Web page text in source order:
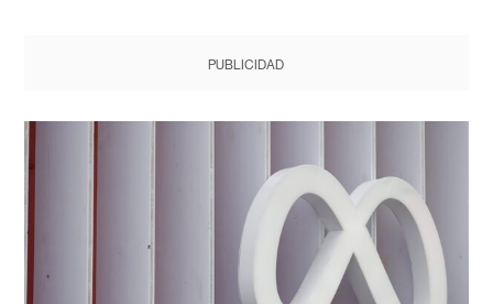
PUBLICIDAD